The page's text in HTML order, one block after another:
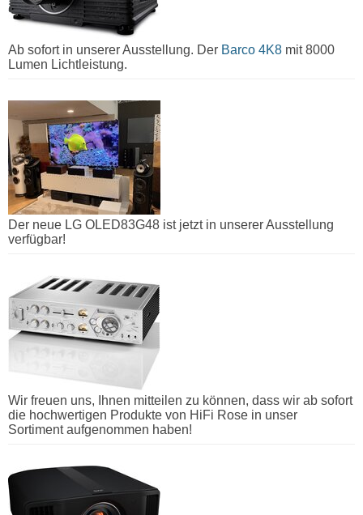
Ab sofort in unserer Ausstellung. Der Barco 4K8 mit 8000
Lumen Lichtleistung.
Der neue LG OLED83G48 ist jetzt in unserer Ausstellung
verfügbar!
Wir freuen uns, Ihnen mitteilen zu können, dass wir ab sofort
die hochwertigen Produkte von HiFi Rose in unser
Sortiment aufgenommen haben!